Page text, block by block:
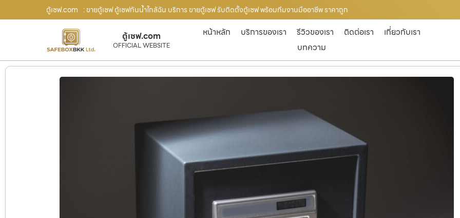
ตู้เซฟ.com : ขายตู้เซฟ ตู้เซฟกันน้ำใกล้ฉัน บริการ ขายตู้เซฟ รับติดตั้งตู้เซฟ พร้อมทีมงานมืออาชีพ ราคาถูก
ตู้เซฟ.com
OFFICIAL WEBSITE
หน้าหลัก บริการของเรา รีวิวของเรา ติดต่อเรา
เกี่ยวกับเรา
บทความ